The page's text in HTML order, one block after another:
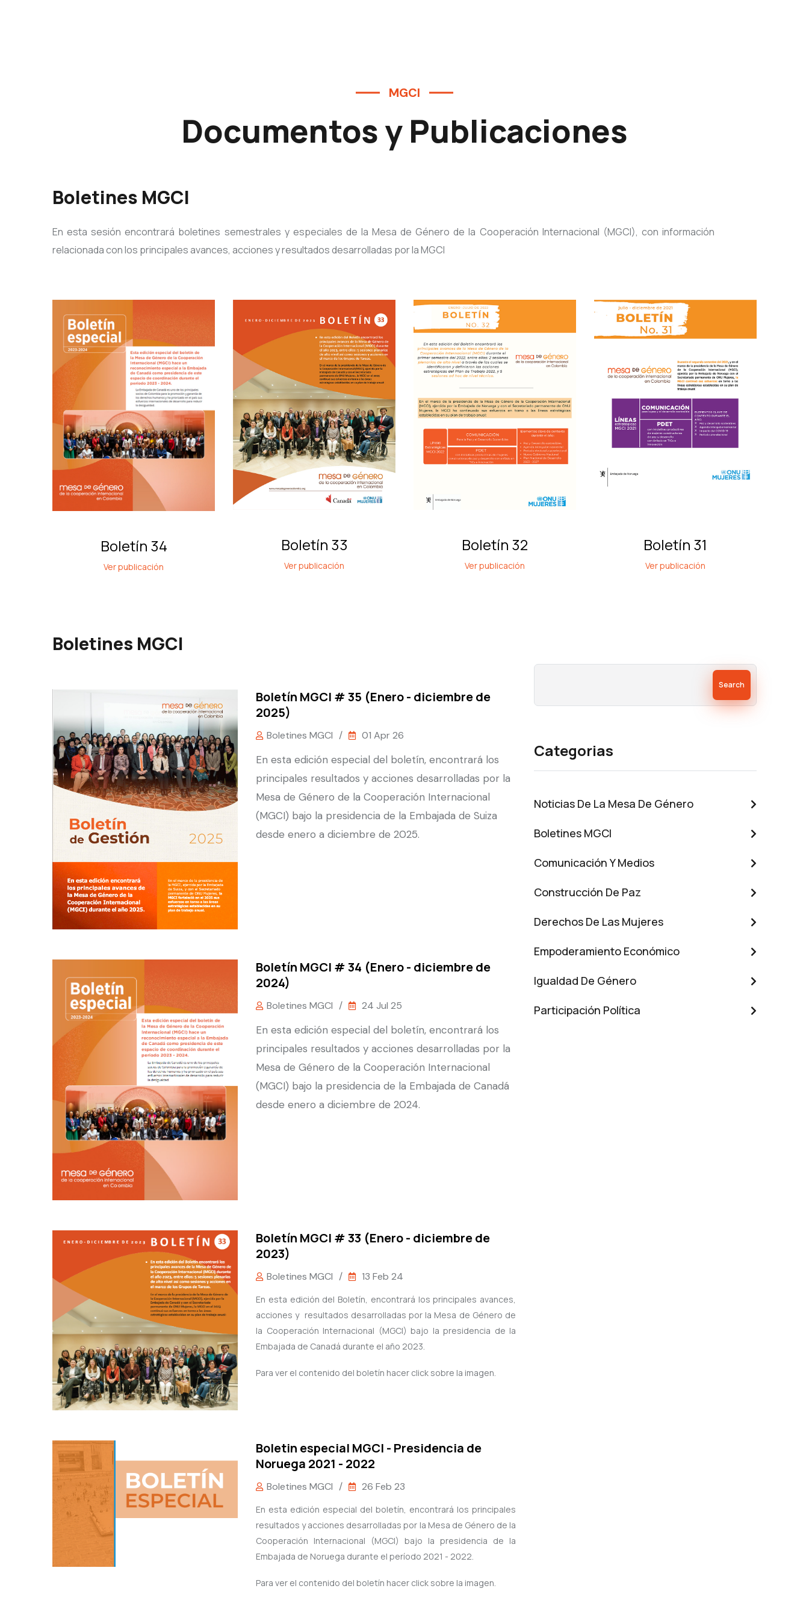
MGCI
Documentos y Publicaciones
Boletines MGCI
En esta sesión encontrará boletines semestrales y especiales de la Mesa de Género de la Cooperación Internacional (MGCI), con información
relacionada con los principales avances, acciones y resultados desarrolladas por la MGCI
Boletín 34
Ver publicación
Boletín 33
Ver publicación
Boletín 32
Ver publicación
Boletín 31
Ver publicación
Boletines MGCI
Boletín MGCI # 35 (Enero - diciembre de
2025)
Boletines MGCI / 01 Apr 26
En esta edición especial del boletín, encontrará los
principales resultados y acciones desarrolladas por la
Mesa de Género de la Cooperación Internacional
(MGCI) bajo la presidencia de la Embajada de Suiza
desde enero a diciembre de 2025.
Boletín MGCI # 34 (Enero - diciembre de
2024)
Boletines MGCI / 24 Jul 25
En esta edición especial del boletín, encontrará los
principales resultados y acciones desarrolladas por la
Mesa de Género de la Cooperación Internacional
(MGCI) bajo la presidencia de la Embajada de Canadá
desde enero a diciembre de 2024.
Boletín MGCI # 33 (Enero - diciembre de
2023)
Boletines MGCI / 13 Feb 24
En esta edición del Boletín, encontrará los principales avances,
acciones y resultados desarrolladas por la Mesa de Género de
la Cooperación Internacional (MGCI) bajo la presidencia de la
Embajada de Canadá durante el año 2023.
Para ver el contenido del boletín hacer click sobre la imagen.
Boletin especial MGCI - Presidencia de
Noruega 2021 - 2022
Boletines MGCI / 26 Feb 23
En esta edición especial del boletín, encontrará los principales
resultados y acciones desarrolladas por la Mesa de Género de la
Cooperación Internacional (MGCI) bajo la presidencia de la
Embajada de Noruega durante el período 2021 - 2022.
Para ver el contenido del boletín hacer click sobre la imagen.
Categorias
Noticias De La Mesa De Género
Boletines MGCI
Comunicación Y Medios
Construcción De Paz
Derechos De Las Mujeres
Empoderamiento Económico
Igualdad De Género
Participación Política